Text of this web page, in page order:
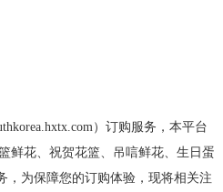
）订购服务，本平台
鲜花、祝贺花篮、吊唁鲜花、生日蛋
，为保障您的订购体验，现将相关注